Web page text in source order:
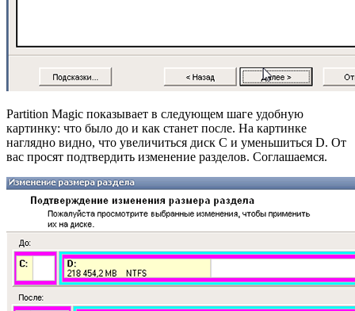
Partition Magic показывает в следующем шаге удобную
картинку: что было до и как станет после. На картинке
наглядно видно, что увеличиться диск C и уменьшиться D. От
вас просят подтвердить изменение разделов. Соглашаемся.